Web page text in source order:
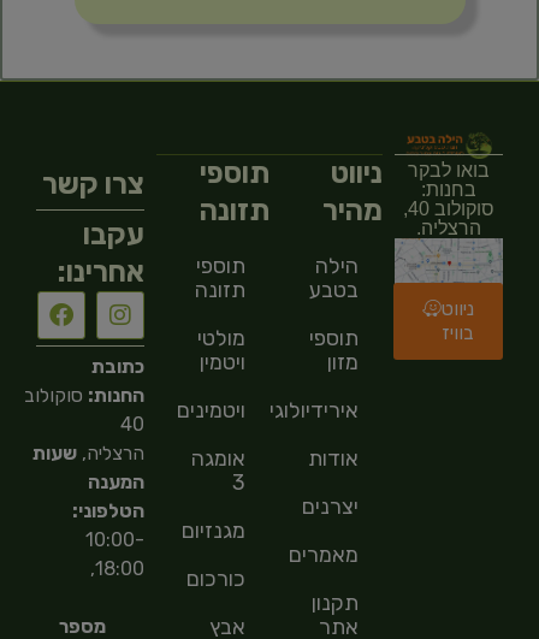
בואו לבקר
בחנות:
סוקולוב 40,
הרצליה.
ניווט
בוויז
ניווט
מהיר
הילה
בטבע
תוספי
מזון
אירידיולוגיה
אודות
יצרנים
מאמרים
תקנון
אתר
תוספי
תזונה
תוספי
תזונה
מולטי
ויטמין
ויטמינים
אומגה
3
מגנזיום
כורכום
אבץ
צרו קשר
עקבו
אחרינו:
כתובת
החנות: סוקולוב
40
הרצליה,שעות
המענה
הטלפוני:
10:00-
18:00,
מספר